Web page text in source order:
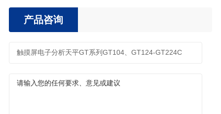
产品咨询